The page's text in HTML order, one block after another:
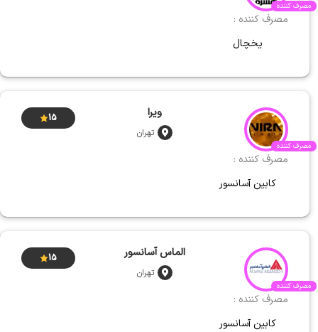
مصرف کننده
مصرف کننده :
یخچال
مصرف کننده
ویرا
تهران
15
مصرف کننده :
کابین آسانسور
مصرف کننده
الماس آسانسور
تهران
15
مصرف کننده :
کابین آسانسور